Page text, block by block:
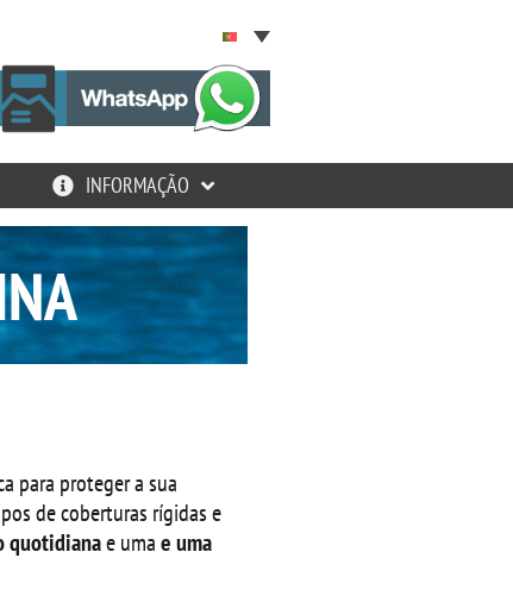
INFORMAÇÃO
para proteger a sua
de coberturas rígidas e
quotidianae umae uma